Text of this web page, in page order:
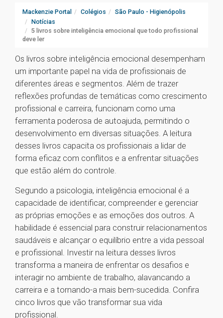
Mackenzie Portal Colégios
São Paulo - Higienópolis
Notícias
5 livros sobre inteligência emocional que todo profissional
deve ler
Os livros sobre inteligência emocional desempenham
um importante papel na vida de profissionais de
diferentes áreas e segmentos. Além de trazer
reflexões profundas de temáticas como crescimento
profissional e carreira, funcionam como uma
ferramenta poderosa de autoajuda, permitindo o
desenvolvimento em diversas situações. A leitura
desses livros capacita os profissionais a lidar de
forma eficaz com conflitos e a enfrentar situações
que estão além do controle.
Segundo a psicologia, inteligência emocional é a
capacidade de identificar, compreender e gerenciar
as próprias emoções e as emoções dos outros. A
habilidade é essencial para construir relacionamentos
saudáveis e alcançar o equilíbrio entre a vida pessoal
e profissional. Investir na leitura desses livros
transforma a maneira de enfrentar os desafios e
interagir no ambiente de trabalho, alavancando a
carreira e a tornando-a mais bem-sucedida. Confira
cinco livros que vão transformar sua vida
profissional.